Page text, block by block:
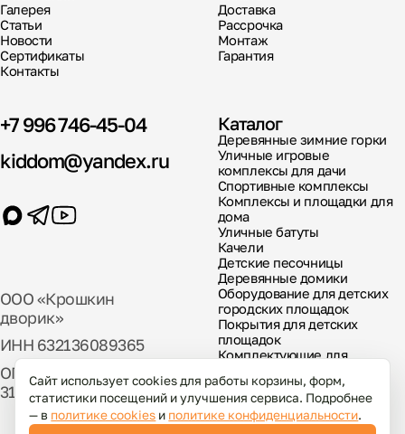
+7 996 746-45-04
kiddom@yandex.ru
ООО «Крошкин
дворик»
ИНН 632136089365
ОГРН
317631300029000
Галерея
Статьи
Новости
Сертификаты
Контакты
Доставка
Рассрочка
Монтаж
Гарантия
Каталог
Деревянные зимние горки
Уличные игровые
комплексы для дачи
Спортивные комплексы
Комплексы и площадки для
дома
Уличные батуты
Качели
Детские песочницы
Деревянные домики
Оборудование для детских
городских площадок
Покрытия для детских
площадок
Комплектующие для
Сайт использует cookies для работы корзины, форм,
статистики посещений и улучшения сервиса. Подробнее
— в политике cookies и политике конфиденциальности.